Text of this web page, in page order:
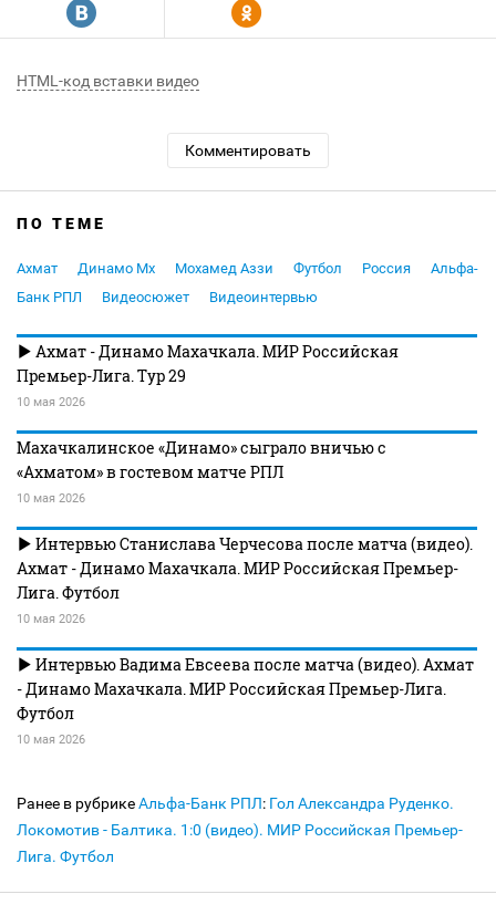
R Y
HTML-код вставки видео
Комментировать
ПО ТЕМЕ
Ахмат Динамо Мх Мохамед Аззи Футбол Россия
Альфа-
Банк РПЛ
Видеосюжет Видеоинтервью
Ахмат - Динамо Махачкала. МИР Российская
Премьер-Лига. Тур 29
10 мая 2026
Махачкалинское «Динамо» сыграло вничью с
«Ахматом» в гостевом матче РПЛ
10 мая 2026
Интервью Станислава Черчесова после матча (видео).
Ахмат - Динамо Махачкала. МИР Российская Премьер-
Лига. Футбол
10 мая 2026
Интервью Вадима Евсеева после матча (видео). Ахмат
- Динамо Махачкала. МИР Российская Премьер-Лига.
Футбол
10 мая 2026
Ранее в рубрикеАльфа-Банк РПЛ: Гол Александра Руденко.
Локомотив - Балтика. 1:0 (видео). МИР Российская Премьер-
Лига. Футбол